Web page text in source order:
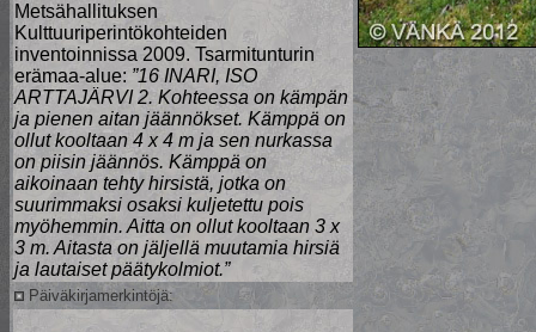
Metsähallituksen
Kulttuuriperintökohteiden
inventoinnissa 2009. Tsarmitunturin
erämaa-alue: ”16 INARI, ISO
ARTTAJÄRVI 2. Kohteessa on kämpän
ja pienen aitan jäännökset. Kämppä on
ollut kooltaan 4 x 4 m ja sen nurkassa
on piisin jäännös. Kämppä on
aikoinaan tehty hirsistä, jotka on
suurimmaksi osaksi kuljetettu pois
myöhemmin. Aitta on ollut kooltaan 3 x
3 m. Aitasta on jäljellä muutamia hirsiä
ja lautaiset päätykolmiot.”
Päiväkirjamerkintöjä: